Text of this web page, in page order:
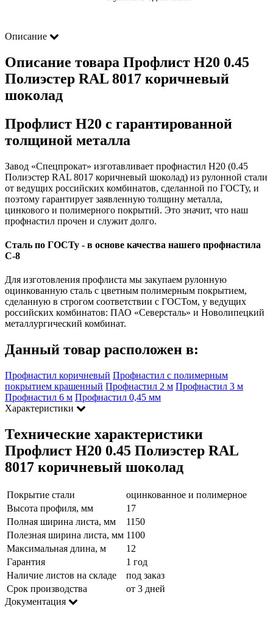
Описание
Описание товара Профлист Н20 0.45
Полиэстер RAL 8017 коричневый
шоколад
Профлист Н20 с гарантированной
толщиной металла
Завод «Спецпрокат» изготавливает профнастил Н20 (0.45
Полиэстер RAL 8017 коричневый шоколад) из рулонной стали
от ведущих российских комбинатов, сделанной по ГОСТу, и
поэтому гарантирует заявленную толщину металла,
цинкового и полимерного покрытий. Это значит, что наш
профнастил прочен и служит долго.
Сталь по ГОСТу - в основе качества нашего профнастила
C-8
Для изготовления профлиста мы закупаем рулонную
оцинкованную сталь с цветным полимерным покрытием,
сделанную в строгом соответствии с ГОСТом, у ведущих
российских комбинатов: ПАО «Северсталь» и Новолипецкий
металлургический комбинат.
Данный товар расположен в:
Профнастил коричневый Профнастил с полимерным
покрытием крашенный Профнастил 2 м Профнастил 3 м
Профнастил 6 м Профнастил 0,45 мм
Характеристики
Технические характеристики
Профлист Н20 0.45 Полиэстер RAL
8017 коричневый шоколад
Покрытие стали
оцинкованное и полимерное
Высота профиля, мм
17
Полная ширина листа, мм
1150
Полезная ширина листа, мм 1100
Максимальная длина, м
12
Гарантия
1 год
Наличие листов на складе
под заказ
Срок производства
от 3 дней
Документация